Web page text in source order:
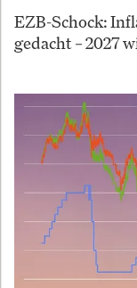
EZB-Schock:
gedacht – 2027